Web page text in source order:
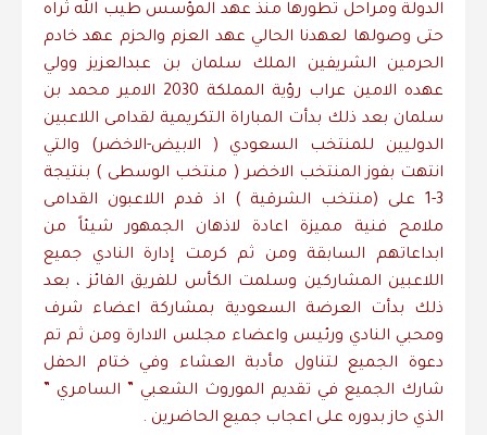
الدولة ومراحل تطورها منذ عهد المؤسس طيب الله ثراه
حتى وصولها لعهدنا الحالي عهد العزم والحزم عهد خادم
الحرمين الشريفين الملك سلمان بن عبدالعزيز وولي
عهده الامين عراب رؤية المملكة 2030 الامير محمد بن
سلمان بعد ذلك بدأت المباراة التكريمية لقدامى اللاعبين
الدوليين للمنتخب السعودي ( الابيض-الاخضر) والتي
انتهت بفوز المنتخب الاخضر ( منتخب الوسطى ) بنتيجة
3-1 على (منتخب الشرقية ) اذ قدم اللاعبون القدامى
ملامح فنية مميزة اعادة لاذهان الجمهور شيئاً من
ابداعاتهم السابقة ومن ثم كرمت إدارة النادي جميع
اللاعبين المشاركين وسلمت الكأس للفريق الفائز ، بعد
ذلك بدأت العرضة السعودية بمشاركة اعضاء شرف
ومحبي النادي ورئيس واعضاء مجلس الادارة ومن ثم تم
دعوة الجميع لتناول مأدبة العشاء وفي ختام الحفل
شارك الجميع في تقديم الموروث الشعبي ” السامري ”
الذي حاز بدوره على اعجاب جميع الحاضرين .